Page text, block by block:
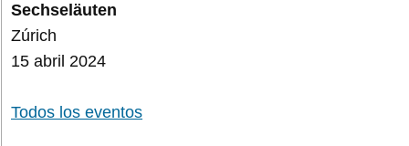
Sechseläuten
Zúrich
15 abril 2024
Todos los eventos